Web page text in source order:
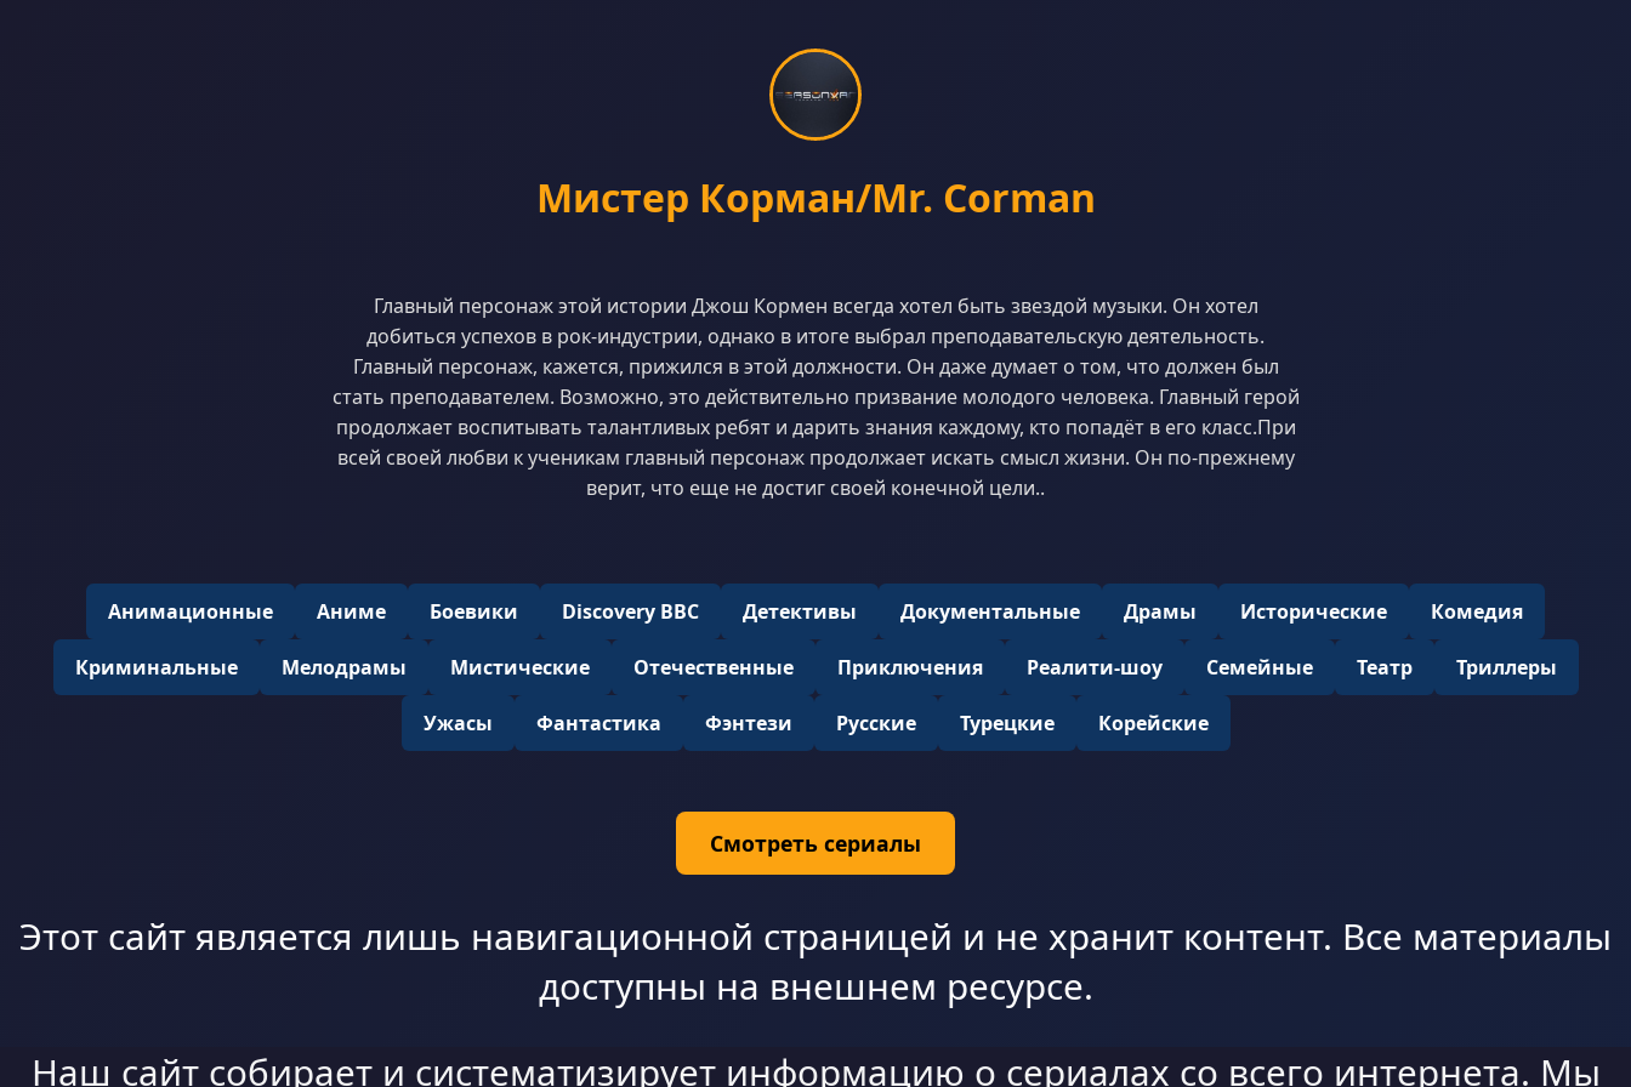
Мистер Корман/Mr. Corman
Главный персонаж этой истории Джош Кормен всегда хотел быть звездой музыки. Он хотел
добиться успехов в рок-индустрии, однако в итоге выбрал преподавательскую деятельность.
Главный персонаж, кажется, прижился в этой должности. Он даже думает о том, что должен был
стать преподавателем. Возможно, это действительно призвание молодого человека. Главный герой
продолжает воспитывать талантливых ребят и дарить знания каждому, кто попадёт в его класс.При
всей своей любви к ученикам главный персонаж продолжает искать смысл жизни. Он по-прежнему
верит, что еще не достиг своей конечной цели..
Анимационные Аниме Боевики Discovery BBC Детективы Документальные Драмы Исторические Комедия
Криминальные Мелодрамы Мистические Отечественные Приключения Реалити-шоу Семейные Театр Триллеры
Ужасы Фантастика Фэнтези Русские Турецкие Корейские
Смотреть сериалы
Этот сайт является лишь навигационной страницей и не хранит контент. Все материалы
доступны на внешнем ресурсе.
Наш сайт собирает и систематизирует информацию о сериалах со всего интернета. Мы